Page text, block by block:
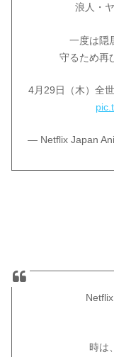
浪人・
一度は隠
守るため再
4月29日（木）全
— Netflix Japan
時は